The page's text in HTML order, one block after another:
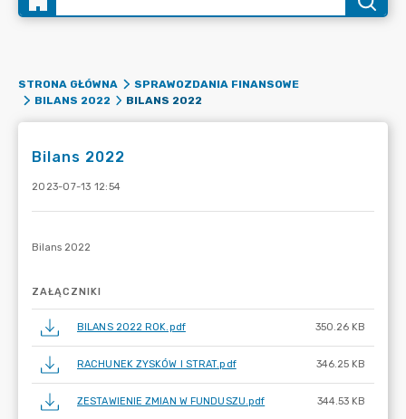
STRONA GŁÓWNA
SPRAWOZDANIA FINANSOWE
BILANS 2022
BILANS 2022
Bilans 2022
2023-07-13 12:54
ZAŁĄCZNIKI
BILANS 2022 ROK.pdf 350.26 KB
RACHUNEK ZYSKÓW I STRAT.pdf 346.25 KB
ZESTAWIENIE ZMIAN W FUNDUSZU.pdf 344.53 KB